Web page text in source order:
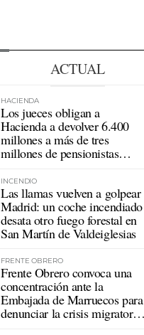
ACTUAL
HACIENDA
Los jueces obligan a
Hacienda a devolver 6.400
millones a más de tres
millones de pensionistas
INCENDIO
Las llamas vuelven a golpear
Madrid: un coche incendiado
desata otro fuego forestal en
San Martín de Valdeiglesias
FRENTE OBRERO
Frente Obrero convoca una
concentración ante la
Embajada de Marruecos para
denunciar la crisis migratoria